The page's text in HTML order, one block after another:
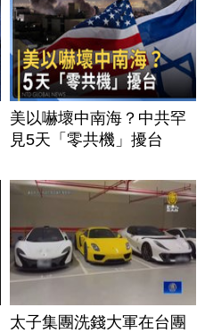
美以嚇壞中南海？中共罕
見5天「零共機」擾台
太子集團洗錢大軍在台團